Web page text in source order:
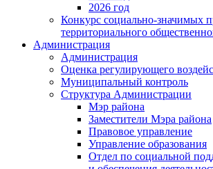
2026 год
Конкурс социально-значимых
территориального
Администрация
Администрация
Оценка регулирующего
Муниципальный контроль
Структура Администрации
Мэр района
Заместители Мэра района
Правовое управление
Управление образования
Отдел по социальной